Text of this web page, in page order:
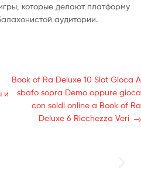
которые делают платформу
аудитории.
и
Book of Ra Deluxe 10 Slot Gioca A
sbafo sopra Demo oppure gioca
con soldi online a Book of Ra
Deluxe 6 Ricchezza Veri